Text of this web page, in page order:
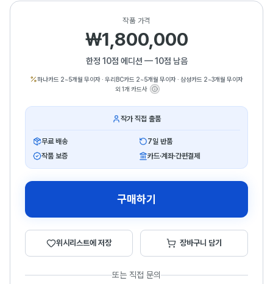
작품 가격
₩1,800,000
한정 10점 에디션 — 10점 남음
하나카드 2~5개월 무이자· 우리BC카드 2~5개월 무이자· 삼성카드 2~3개월 무이자
외 1개 카드사
작가 직접 출품
무료 배송
7일 반품
작품 보증
카드·계좌·간편결제
구매하기
위시리스트에 저장 장바구니 담기
또는 직접 문의